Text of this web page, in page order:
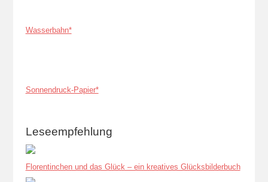
Wasserbahn*
Sonnendruck-Papier*
Leseempfehlung
Florentinchen und das Glück – ein kreatives Glücksbilderbuch